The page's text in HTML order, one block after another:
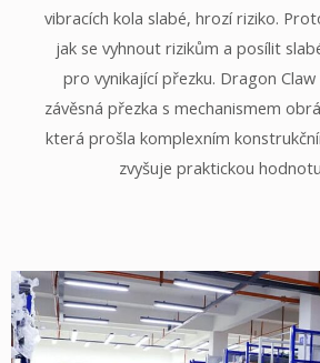
vibracích kola slabé, hrozí riziko.
jak se vyhnout rizikům a posílit
pro vynikající přezku. Dragon
závěsná přezka s mechanismem
která prošla komplexním
zvyšuje praktickou